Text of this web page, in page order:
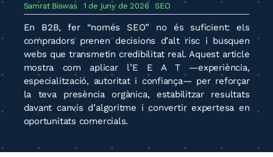
Smart Team
Samrat Biswas 1 de juny de 2026 SEO
En B2B, fer “només SEO” no és suficient: els
compradors prenen decisions d’alt risc i busquen
webs que transmetin credibilitat real. Aquest article
mostra com aplicar l’E E A T —experiència,
especialització, autoritat i confiança— per reforçar
la teva presència orgànica, estabilitzar resultats
davant canvis d’algoritme i convertir expertesa en
oportunitats comercials.